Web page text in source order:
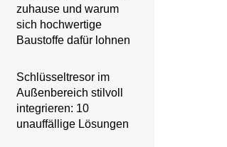
zuhause und warum
sich hochwertige
Baustoffe dafür lohnen
Schlüsseltresor im
Außenbereich stilvoll
integrieren: 10
unauffällige Lösungen